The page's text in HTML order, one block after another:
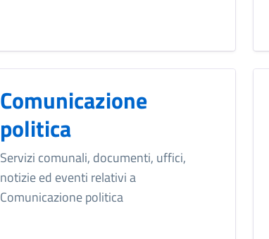
Comunicazione
politica
Servizi comunali, documenti, uffici,
notizie ed eventi relativi a
Comunicazione politica